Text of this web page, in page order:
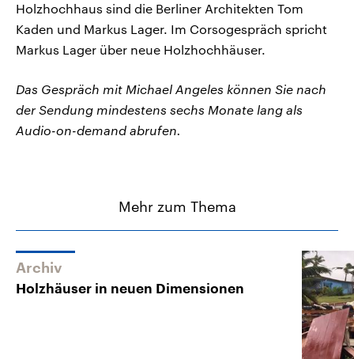
Holzhochhaus sind die Berliner Architekten Tom
Kaden und Markus Lager. Im Corsogespräch spricht
Markus Lager über neue Holzhochhäuser.
Das Gespräch mit Michael Angeles können Sie nach
der Sendung mindestens sechs Monate lang als
Audio-on-demand abrufen.
Mehr zum Thema
Archiv
Holzhäuser in neuen Dimensionen